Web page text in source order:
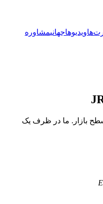
ویدیوهاجهانیمشاوره
بازار. ما در ظرف یک